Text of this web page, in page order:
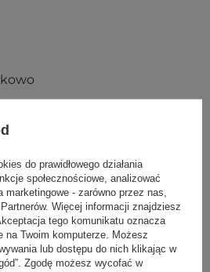
Warszawa (POLSKA)
do prawidłowego działania
społecznościowe, analizować
marketingowe - zarówno przez nas,
Więcej informacji znajdziesz
tego komunikatu oznacza
na Twoim komputerze. Możesz
lub dostępu do nich klikając w
Zgodę możesz wycofać w